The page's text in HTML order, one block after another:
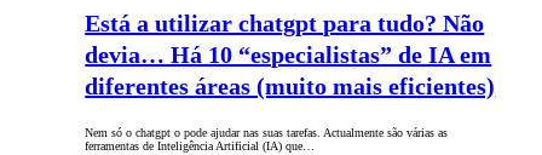
Está a utilizar chatgpt para tudo? Não
devia… Há 10 “especialistas” de IA em
diferentes áreas (muito mais eficientes)
Nem só o chatgpt o pode ajudar nas suas tarefas. Actualmente são várias as
ferramentas de Inteligência Artificial (IA) que…